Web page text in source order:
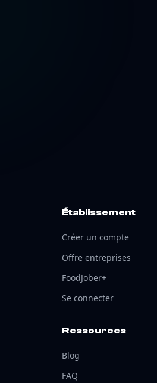
Établissement
Créer un compte
Offre entreprises
FoodJober+
Se connecter
Ressources
Blog
FAQ